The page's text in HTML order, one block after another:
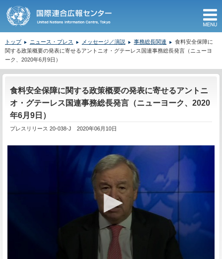
トップ ニュース・プレス メッセージ／演説 事務総長関連
食料安全保障に
関する政策概要の発表に寄せるアントニオ・グテーレス国連事務総長発言（ニューヨ
ーク、2020年6月9日）
食料安全保障に関する政策概要の発表に寄せるアントニ
オ・グテーレス国連事務総長発言（ニューヨーク、2020
年6月9日）
プレスリリース 20-038-J 2020年06月10日